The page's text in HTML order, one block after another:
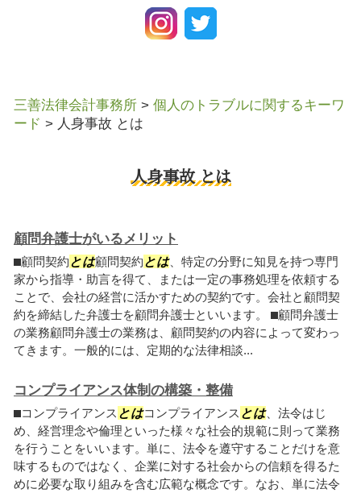
三善法律会計事務所 > 個人のトラブルに関するキーワ
ード > 人身事故 とは
人身事故 とは
顧問弁護士がいるメリット
⬛︎顧問契約 とは顧問契約 とは、特定の分野に知見を持つ専門
家から指導・助言を得て、または一定の事務処理を依頼する
ことで、会社の経営に活かすための契約です。会社と顧問契
約を締結した弁護士を顧問弁護士といいます。 ⬛︎顧問弁護士
の業務顧問弁護士の業務は、顧問契約の内容によって変わっ
てきます。一般的には、定期的な法律相談...
コンプライアンス体制の構築・整備
⬛︎コンプライアンス とはコンプライアンス とは、法令はじ
め、経営理念や倫理といった様々な社会的規範に則って業務
を行うことをいいます。単に、法令を遵守することだけを意
味するものではなく、企業に対する社会からの信頼を得るた
めに必要な取り組みを含む広範な概念です。なお、単に法令